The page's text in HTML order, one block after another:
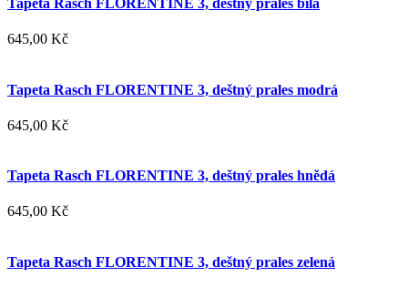
Tapeta Rasch FLORENTINE 3, deštný prales bílá
645,00 Kč
Tapeta Rasch FLORENTINE 3, deštný prales modrá
645,00 Kč
Tapeta Rasch FLORENTINE 3, deštný prales hnědá
645,00 Kč
Tapeta Rasch FLORENTINE 3, deštný prales zelená